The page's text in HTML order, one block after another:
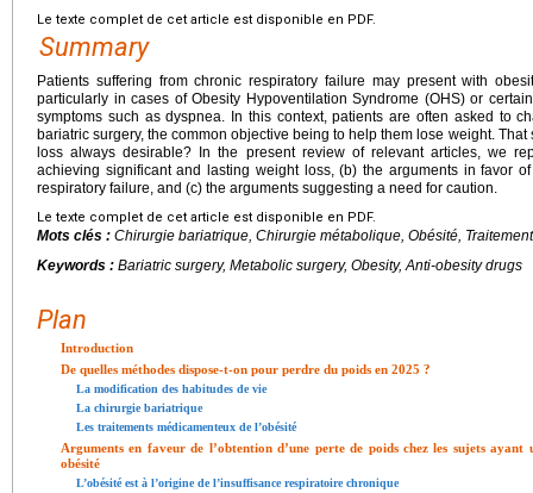
Le texte complet de cet article est disponible en PDF.
Summary
Patients suffering from chronic respiratory failure may present with
particularly in cases of Obesity Hypoventilation Syndrome (OHS) or
symptoms such as dyspnea. In this context, patients are often asked to
bariatric surgery, the common objective being to help them lose weight.
loss always desirable? In the present review of relevant articles, we
achieving significant and lasting weight loss, (b) the arguments in favor
respiratory failure, and (c) the arguments suggesting a need for caution.
Le texte complet de cet article est disponible en PDF.
Mots clés : Chirurgie bariatrique, Chirurgie métabolique, Obésité,
Keywords : Bariatric surgery, Metabolic surgery, Obesity, Anti-obesity drugs
Plan
Introduction
De quelles méthodes dispose-t-on pour perdre du poids en 2025 ?
La modification des habitudes de vie
La chirurgie bariatrique
Les traitements médicamenteux de l’obésité
Arguments en faveur de l’obtention d’une perte de poids chez les sujets
obésité
L’obésité est à l’origine de l’insuffisance respiratoire chronique